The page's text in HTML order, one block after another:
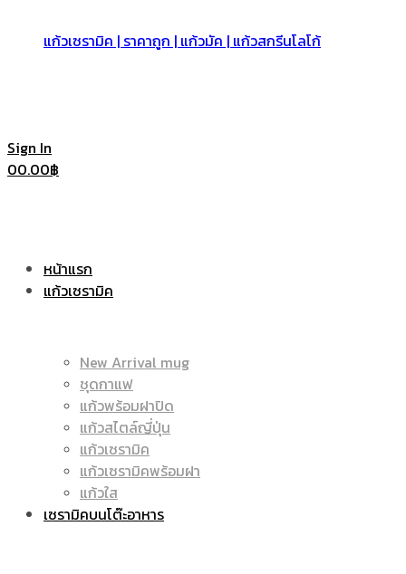
แก้วเซรามิค | ราคาถูก | แก้วมัค | แก้วสกรีนโลโก้
Sign In
00.00฿
หน้าแรก
แก้วเซรามิค
New Arrival mug
ชุดกาแฟ
แก้วพร้อมฝาปิด
แก้วสไตล์ญี่ปุ่น
แก้วเซรามิค
แก้วเซรามิคพร้อมฝา
แก้วใส
เซรามิคบนโต๊ะอาหาร